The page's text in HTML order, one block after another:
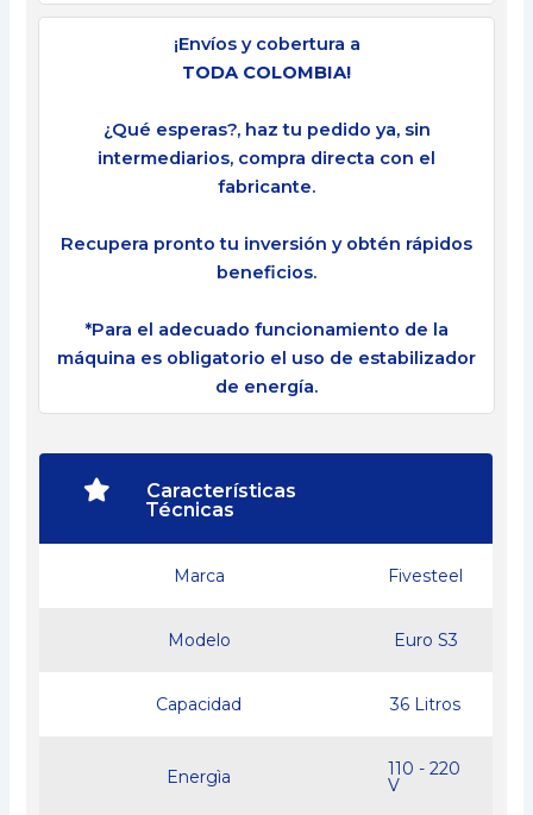
¡Envíos y cobertura a
TODA COLOMBIA!
¿Qué esperas?, haz tu pedido ya, sin
intermediarios, compra directa con el
fabricante.
Recupera pronto tu inversión y obtén rápidos
beneficios.
*Para el adecuado funcionamiento de la
máquina es obligatorio el uso de estabilizador
de energía.
Características
Técnicas
Marca Fivesteel
Modelo Euro S3
Capacidad 36 Litros
Energìa 110 - 220
V